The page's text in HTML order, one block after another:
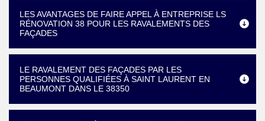
LES AVANTAGES DE FAIRE APPEL À ENTREPRISE LS
RÉNOVATION 38 POUR LES RAVALEMENTS DES
FAÇADES
LE RAVALEMENT DES FAÇADES PAR LES
PERSONNES QUALIFIÉES À SAINT LAURENT EN
BEAUMONT DANS LE 38350